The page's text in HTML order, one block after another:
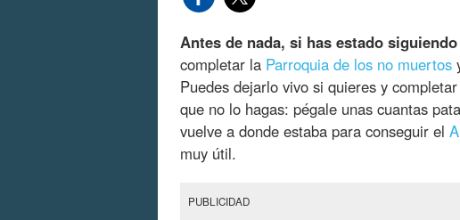
Antes de nada, si has estado
completar la Parroquia de los no muertos
Puedes dejarlo vivo si quieres y
que no lo hagas: pégale unas cuantas
vuelve a donde estaba para conseguir el
muy útil.
PUBLICIDAD